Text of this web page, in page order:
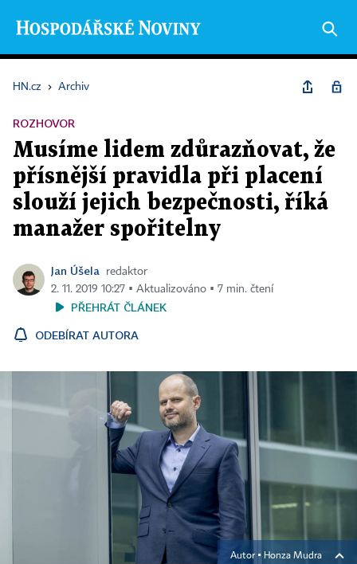
HN.cz › Archiv
ROZHOVOR
Musíme lidem zdůrazňovat, že
přísnější pravidla při placení
slouží jejich bezpečnosti, říká
manažer spořitelny
Jan Úšela
redaktor
2. 11. 2019 10:27 ▪ Aktualizováno ▪ 7 min. čtení
PŘEHRÁT ČLÁNEK
ODEBÍRAT AUTORA
Autor ▪ Honza Mudra